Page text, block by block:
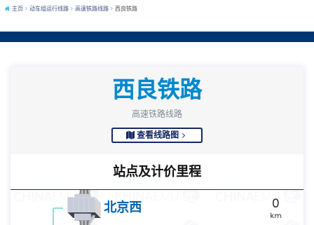
主页 动车组运行线路 高速铁路线路 西良铁路
西良铁路
高速铁路线路
查看线路图
站点及计价里程
0
km
北京西